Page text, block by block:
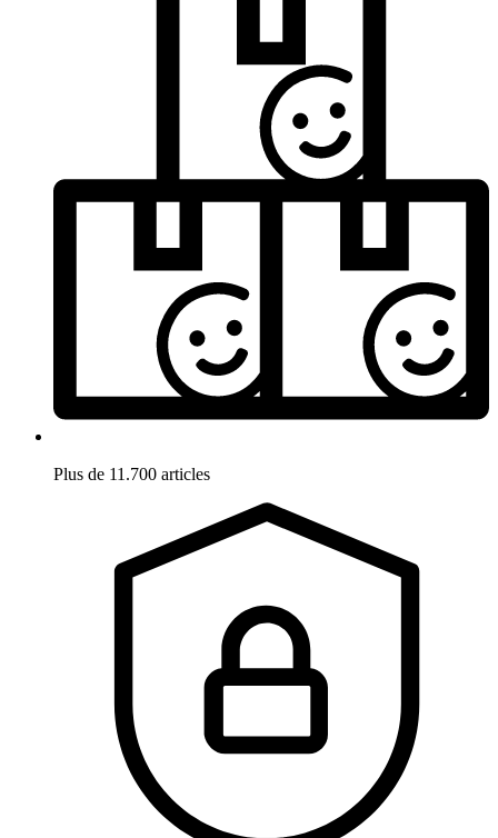
Plus de 11.700 articles